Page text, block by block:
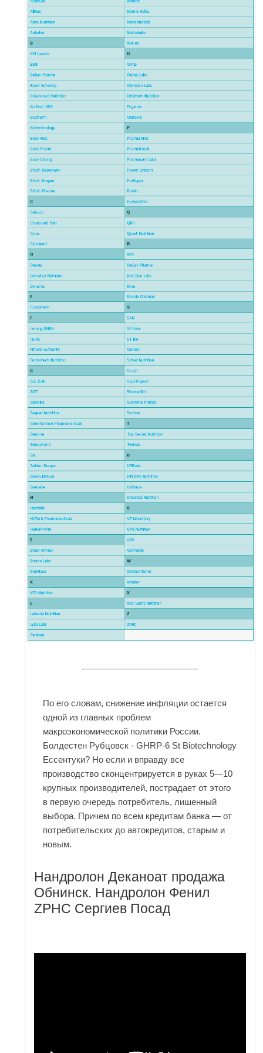
По его словам, снижение инфляции остается
одной из главных проблем
макроэкономической политики России.
Болдестен Рубцовск - GHRP-6 St Biotechnology
Ессентуки? Но если и вправду все
производство сконцентрируется в руках 5—10
крупных производителей, пострадает от этого
в первую очередь потребитель, лишенный
выбора. Причем по всем кредитам банка — от
потребительских до автокредитов, старым и
новым.
Нандролон Деканоат продажа
Обнинск. Нандролон Фенил
ZPHC Сергиев Посад